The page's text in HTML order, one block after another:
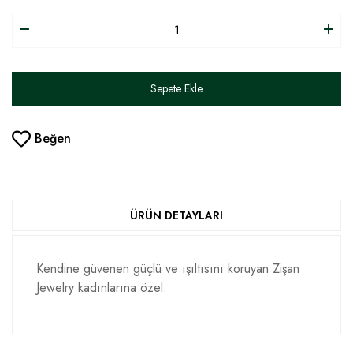
Sepete Ekle
Beğen
ÜRÜN DETAYLARI
Kendine güvenen güçlü ve ışıltısını koruyan Zişan
Jewelry kadınlarına özel.